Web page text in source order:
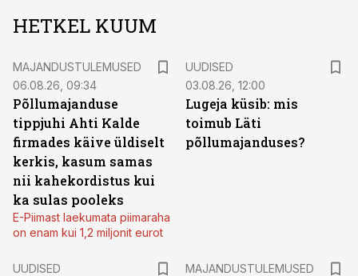
HETKEL KUUM
MAJANDUSTULEMUSED
06.08.26, 09:34
Põllumajanduse
tippjuhi Ahti Kalde
firmades käive üldiselt
kerkis, kasum samas
nii kahekordistus kui
ka sulas pooleks
E-Piimast laekumata piimaraha
on enam kui 1,2 miljonit eurot
UUDISED
03.08.26, 12:00
Lugeja küsib: mis
toimub Läti
põllumajanduses?
UUDISED
MAJANDUSTULEMUSED